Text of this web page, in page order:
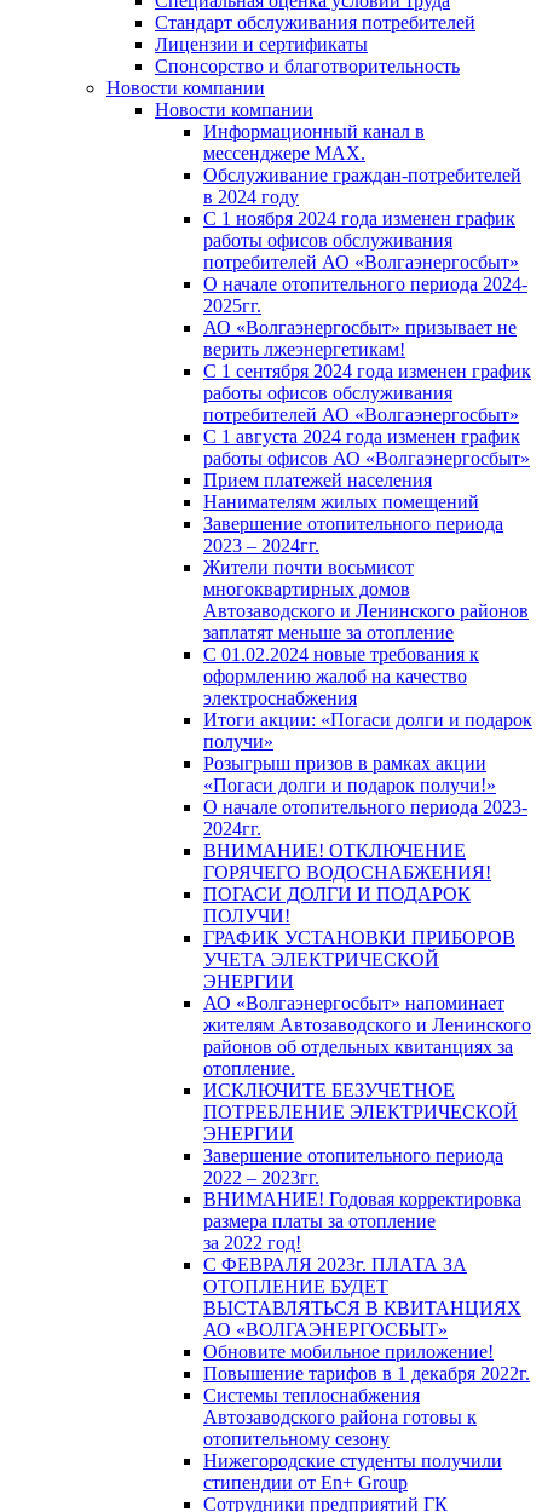
Стандарт обслуживания потребителей
Лицензии и сертификаты
Спонсорство и благотворительность
Новости компании
Новости компании
Информационный канал в
мессенджере MAX.
Обслуживание граждан-потребителей
в 2024 году
С 1 ноября 2024 года изменен график
работы офисов обслуживания
потребителей АО «Волгаэнергосбыт»
О начале отопительного периода 2024-
2025гг.
АО «Волгаэнергосбыт» призывает не
верить лжеэнергетикам!
С 1 сентября 2024 года изменен график
работы офисов обслуживания
потребителей АО «Волгаэнергосбыт»
С 1 августа 2024 года изменен график
работы офисов АО «Волгаэнергосбыт»
Прием платежей населения
Нанимателям жилых помещений
Завершение отопительного периода
2023 – 2024гг.
Жители почти восьмисот
многоквартирных домов
Автозаводского и Ленинского районов
заплатят меньше за отопление
С 01.02.2024 новые требования к
оформлению жалоб на качество
электроснабжения
Итоги акции: «Погаси долги и подарок
получи»
Розыгрыш призов в рамках акции
«Погаси долги и подарок получи!»
О начале отопительного периода 2023-
2024гг.
ВНИМАНИЕ! ОТКЛЮЧЕНИЕ
ГОРЯЧЕГО ВОДОСНАБЖЕНИЯ!
ПОГАСИ ДОЛГИ И ПОДАРОК
ПОЛУЧИ!
ГРАФИК УСТАНОВКИ ПРИБОРОВ
УЧЕТА ЭЛЕКТРИЧЕСКОЙ
ЭНЕРГИИ
АО «Волгаэнергосбыт» напоминает
жителям Автозаводского и Ленинского
районов об отдельных квитанциях за
отопление.
ИСКЛЮЧИТЕ БЕЗУЧЕТНОЕ
ПОТРЕБЛЕНИЕ ЭЛЕКТРИЧЕСКОЙ
ЭНЕРГИИ
Завершение отопительного периода
2022 – 2023гг.
ВНИМАНИЕ! Годовая корректировка
размера платы за отопление
за 2022 год!
С ФЕВРАЛЯ 2023г. ПЛАТА ЗА
ОТОПЛЕНИЕ БУДЕТ
ВЫСТАВЛЯТЬСЯ В КВИТАНЦИЯХ
АО «ВОЛГАЭНЕРГОСБЫТ»
Обновите мобильное приложение!
Повышение тарифов в 1 декабря 2022г.
Системы теплоснабжения
Автозаводского района готовы к
отопительному сезону
Нижегородские студенты получили
стипендии от En+ Group
Сотрудники предприятий ГК